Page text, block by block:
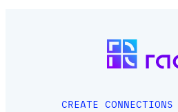
CREATE